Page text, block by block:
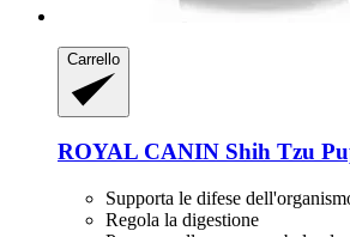
Carrello
ROYAL CANIN Shih Tzu
Supporta le difese
Regola la digestione